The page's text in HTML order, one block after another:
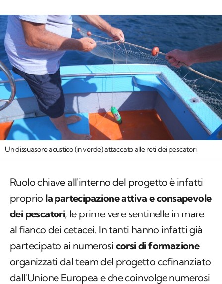
Un dissuasore acustico (in verde) attaccato alle reti dei pescatori
Ruolo chiave all'interno del progetto è infatti
proprio la partecipazione attiva e consapevole
dei pescatori, le prime vere sentinelle in mare
al fianco dei cetacei. In tanti hanno infatti già
partecipato ai numerosi corsi di formazione
organizzati dal team del progetto cofinanziato
dall'Unione Europea e che coinvolge numerosi